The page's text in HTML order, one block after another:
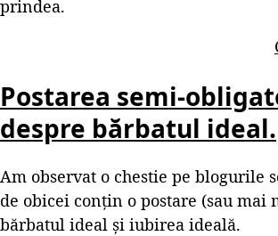
prindea.
Postarea semi-
despre bărbatul ideal.
Am observat o chestie pe blogurile
de obicei conțin o postare (sau mai
bărbatul ideal și iubirea ideală.